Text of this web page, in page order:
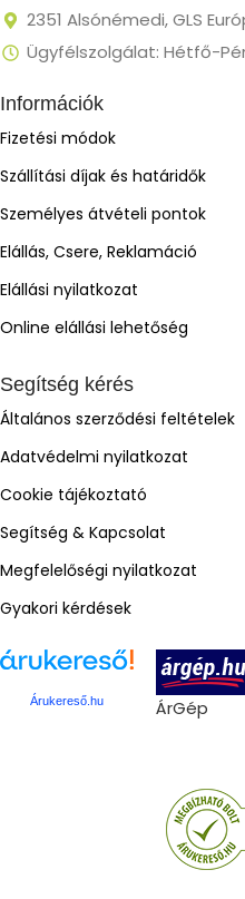
2351 Alsónémedi, GLS
Ügyfélszolgálat: Hétfő-
Információk
Fizetési módok
Szállítási díjak és határidők
Személyes átvételi pontok
Elállás, Csere, Reklamáció
Elállási nyilatkozat
Online elállási lehetőség
Segítség kérés
Általános szerződési feltételek
Adatvédelmi nyilatkozat
Cookie tájékoztató
Segítség & Kapcsolat
Megfelelőségi nyilatkozat
Gyakori kérdések
Árukereső.hu ÁrGép